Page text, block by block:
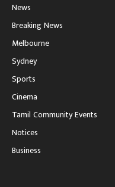
News
Breaking News
Melbourne
Sydney
Sports
Cinema
Tamil Community Events
Notices
Business